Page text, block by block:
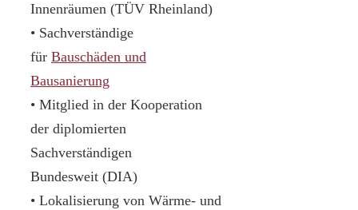
Innenräumen (TÜV Rheinland)
• Sachverständige
für Bauschäden und
Bausanierung
• Mitglied in der Kooperation
der diplomierten
Sachverständigen
Bundesweit (DIA)
• Lokalisierung von Wärme- und